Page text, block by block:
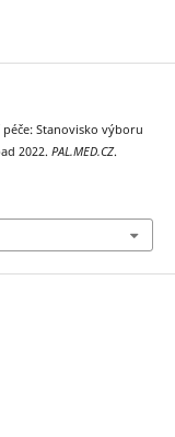
Stanovisko výboru
2022. PAL.MED.CZ.